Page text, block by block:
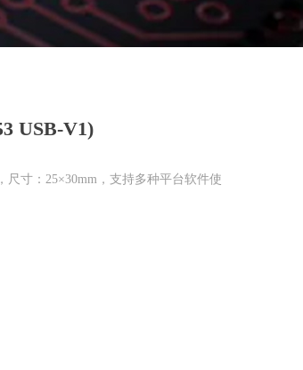
USB-V1)
尺寸：25×30mm，支持多种平台软件使